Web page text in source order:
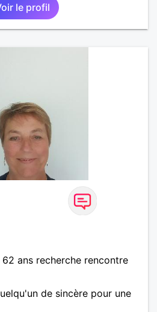
le profil
ans recherche rencontre
de sincère pour une